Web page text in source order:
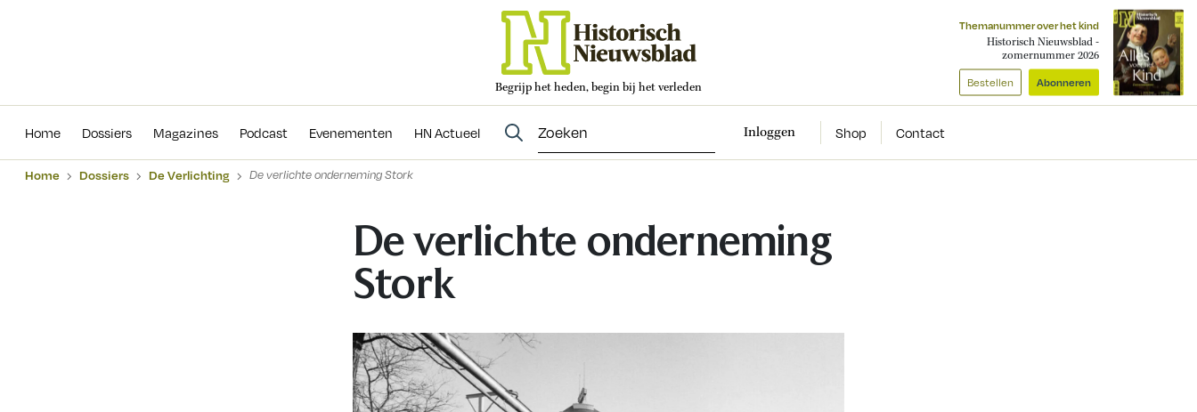
Begrijp het heden, begin bij het verleden
Themanummer over het kind
Historisch Nieuwsblad -
zomernummer 2026
Bestellen Abonneren
Home Dossiers Magazines Podcast Evenementen HN Actueel Inloggen Shop Contact
Evenementen
Home Dossiers De Verlichting De verlichte onderneming Stork
De verlichte onderneming
Stork